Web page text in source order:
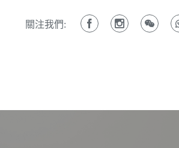
關注我們: